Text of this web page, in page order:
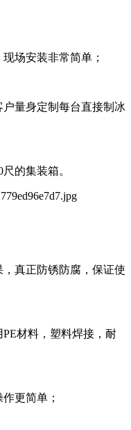
场安装非常简单；
量身定制每台直接制冰
的集装箱。
真正防锈防腐，保证使
材料，塑料焊接，耐
更简单；